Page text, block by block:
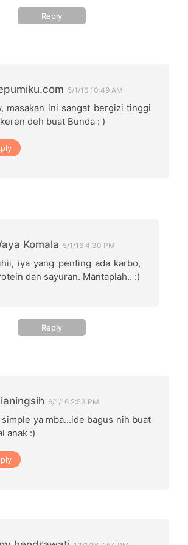
Reply
5/1/16 10:49 AM
masakan ini sangat bergizi tinggi
deh buat Bunda : )
Komala 5/1/16 4:30 PM
iya yang penting ada karbo,
dan sayuran. Mantaplah.. :)
Reply
6/1/16 2:53 PM
ya mba...ide bagus nih buat
anak :)